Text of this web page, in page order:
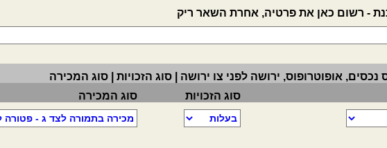
- רשום כאן את פרטיה, אחרת השאר ריק
אופוטרופוס, ירושה לפני צו ירושה | סוג הזכויות | סוג המכירה
סוג הזכויות סוג המכירה